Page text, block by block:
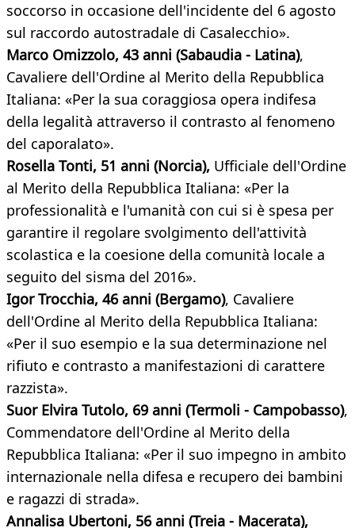
soccorso in occasione dell'incidente del 6 agosto
sul raccordo autostradale di Casalecchio».
Marco Omizzolo, 43 anni (Sabaudia - Latina),
Cavaliere dell'Ordine al Merito della Repubblica
Italiana: «Per la sua coraggiosa opera indifesa
della legalità attraverso il contrasto al fenomeno
del caporalato».
Rosella Tonti, 51 anni (Norcia), Ufficiale dell'Ordine
al Merito della Repubblica Italiana: «Per la
professionalità e l'umanità con cui si è spesa per
garantire il regolare svolgimento dell'attività
scolastica e la coesione della comunità locale a
seguito del sisma del 2016».
Igor Trocchia, 46 anni (Bergamo), Cavaliere
dell'Ordine al Merito della Repubblica Italiana:
«Per il suo esempio e la sua determinazione nel
rifiuto e contrasto a manifestazioni di carattere
razzista».
Suor Elvira Tutolo, 69 anni (Termoli - Campobasso),
Commendatore dell'Ordine al Merito della
Repubblica Italiana: «Per il suo impegno in ambito
internazionale nella difesa e recupero dei bambini
e ragazzi di strada».
Annalisa Ubertoni, 56 anni (Treia - Macerata),